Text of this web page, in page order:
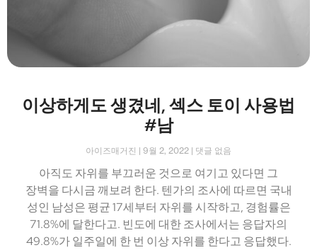
이상하게도 생겼네, 섹스 토이 사용법
#남
아이즈매거진 9월 2, 2022 댓글 없음
아직도 자위를 부끄러운 것으로 여기고 있다면 그
장벽을 다시금 깨보려 한다. 텐가의 조사에 따르면 국내
성인 남성은 평균 17세부터 자위를 시작하고, 경험률은
71.8%에 달한다고. 빈도에 대한 조사에서는 응답자의
49.8%가 일주일에 한 번 이상 자위를 한다고 응답했다.